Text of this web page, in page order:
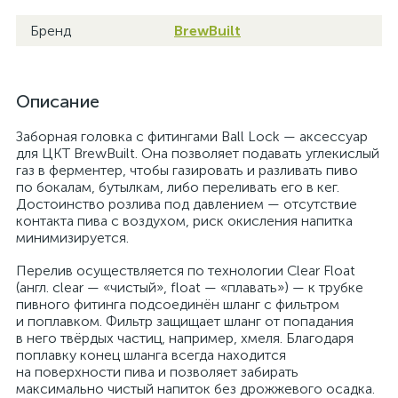
Бренд BrewBuilt
Описание
Заборная головка с фитингами Ball Lock — аксессуар
для ЦКТ BrewBuilt. Она позволяет подавать углекислый
газ в ферментер, чтобы газировать и разливать пиво
по бокалам, бутылкам, либо переливать его в кег.
Достоинство розлива под давлением — отсутствие
контакта пива с воздухом, риск окисления напитка
минимизируется.
Перелив осуществляется по технологии Clear Float
(англ. clear — «чистый», float — «плавать») — к трубке
пивного фитинга подсоединён шланг с фильтром
и поплавком. Фильтр защищает шланг от попадания
в него твёрдых частиц, например, хмеля. Благодаря
поплавку конец шланга всегда находится
на поверхности пива и позволяет забирать
максимально чистый напиток без дрожжевого осадка.